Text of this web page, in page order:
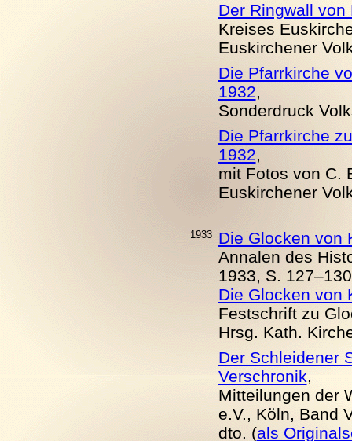
Der Ringwall von
Kreises
Euskirchener
Die Pfarrkirche
1932,
Sonderdruck
Die Pfarrkirche
1932,
mit Fotos von C.
Euskirchener
1933
Die Glocken von
Annalen des
1933, S.
Die Glocken von
Festschrift zu
Hrsg. Kath.
Der Schleidener
Verschronik,
Mitteilungen der
e.V., Köln, Band
dto. (als